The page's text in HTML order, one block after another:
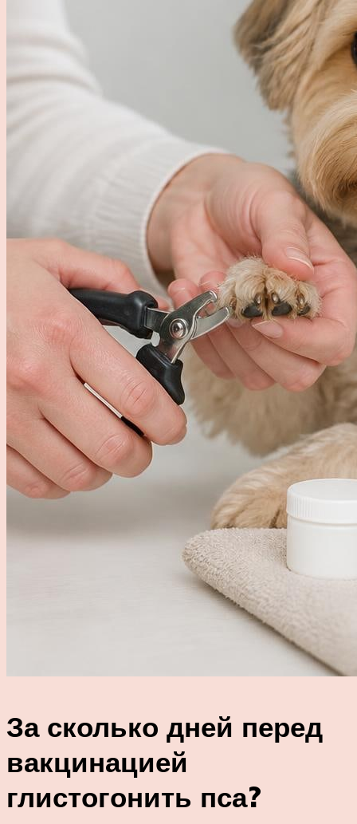
За сколько дней перед
вакцинацией
глистогонить пса?